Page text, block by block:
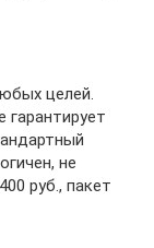
целей.
гарантирует
не
руб., пакет